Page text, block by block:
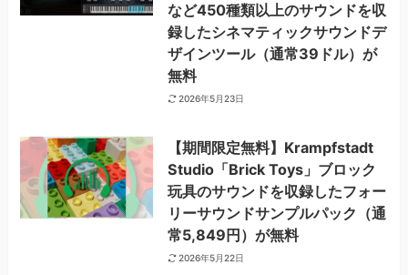
など450種類以上のサウンドを収
録したシネマティックサウンドデ
ザインツール（通常39ドル）が
無料
2026年5月23日
【期間限定無料】Krampfstadt
Studio「Brick Toys」ブロック
玩具のサウンドを収録したフォー
リーサウンドサンプルパック（通
常5,849円）が無料
2026年5月22日